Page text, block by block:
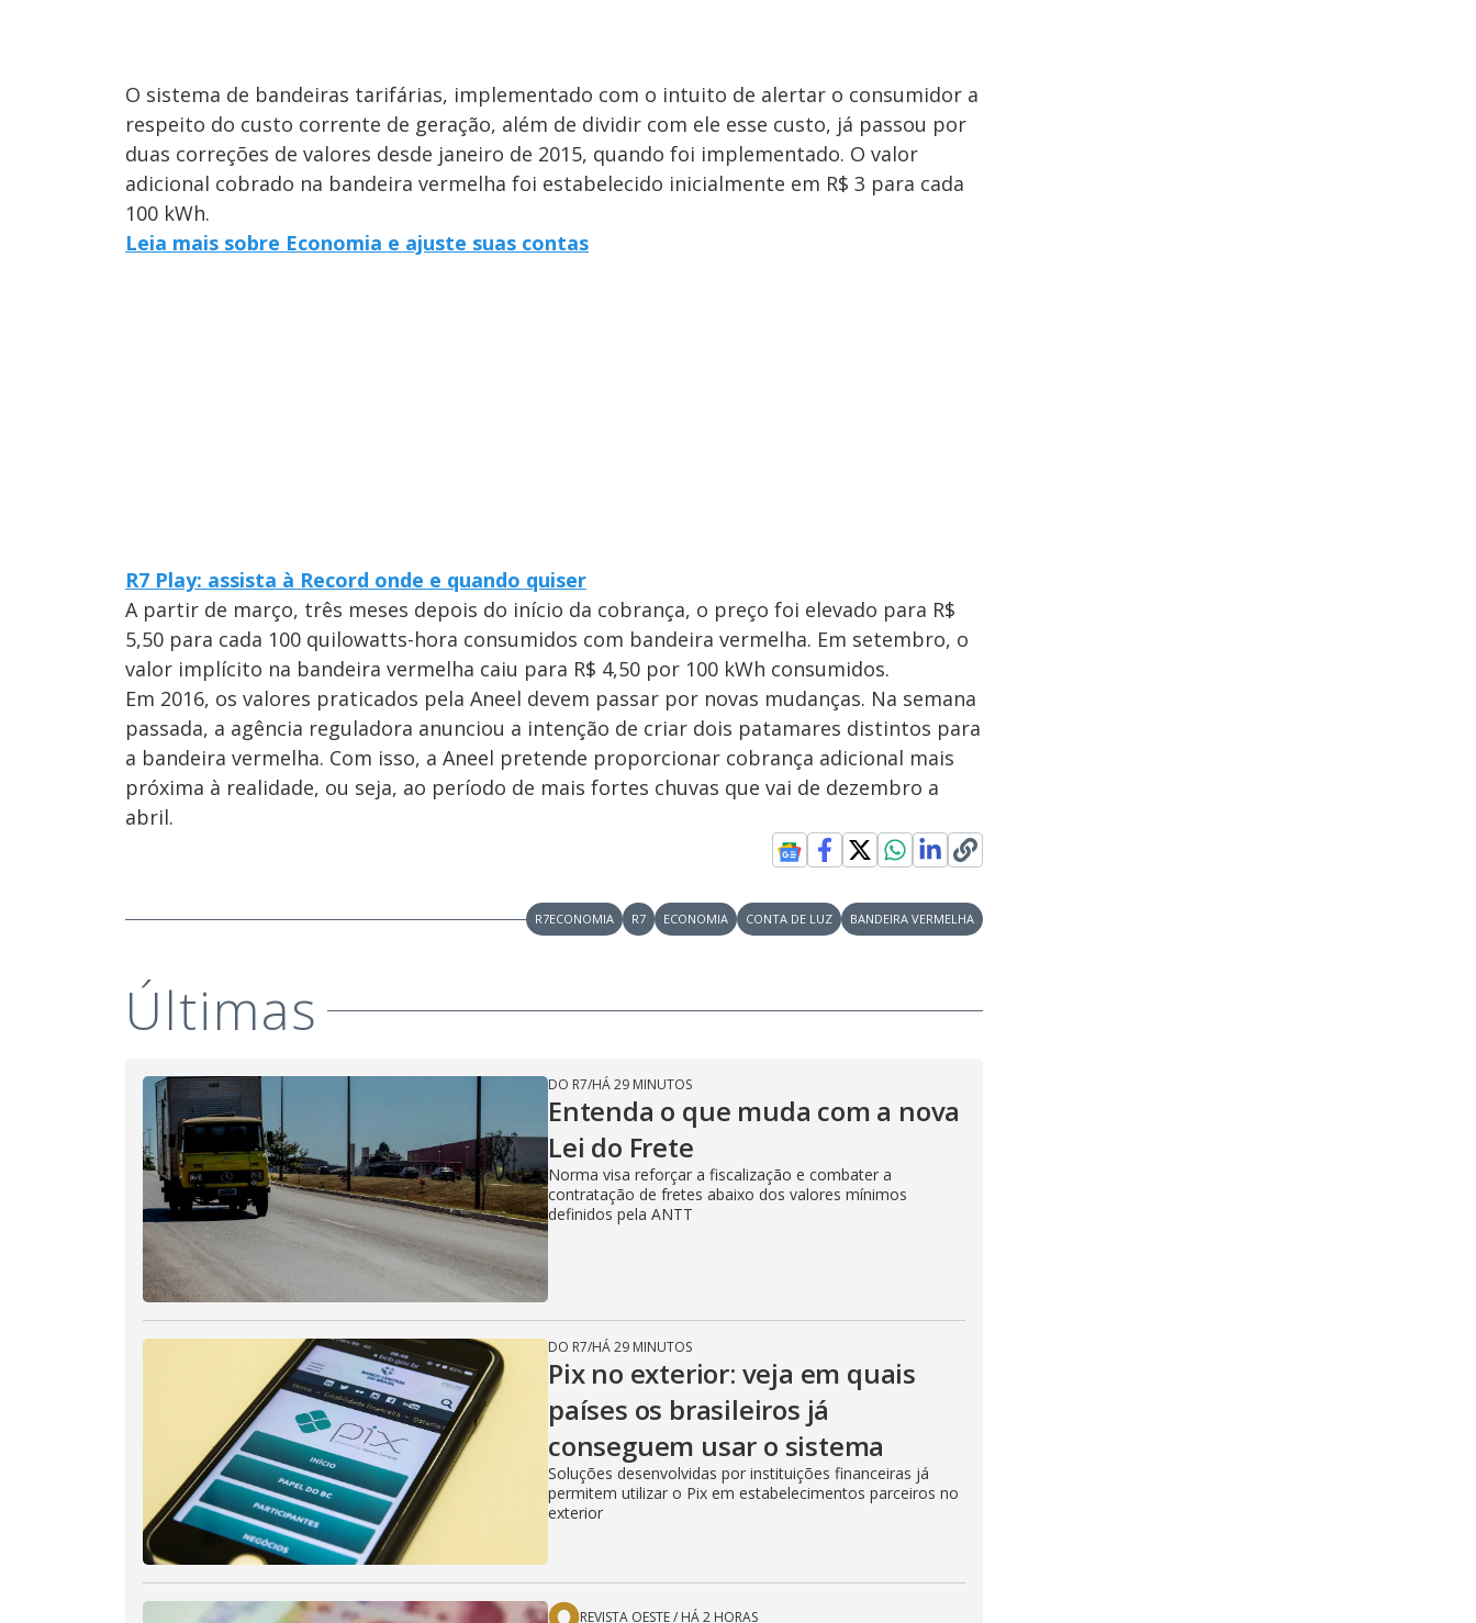
O sistema de bandeiras tarifárias, implementado com o intuito de alertar o consumidor a
respeito do custo corrente de geração, além de dividir com ele esse custo, já passou por
duas correções de valores desde janeiro de 2015, quando foi implementado. O valor
adicional cobrado na bandeira vermelha foi estabelecido inicialmente em R$ 3 para cada
100 kWh.
Leia mais sobre Economia e ajuste suas contas
R7 Play: assista à Record onde e quando quiser
A partir de março, três meses depois do início da cobrança, o preço foi elevado para R$
5,50 para cada 100 quilowatts-hora consumidos com bandeira vermelha. Em setembro, o
valor implícito na bandeira vermelha caiu para R$ 4,50 por 100 kWh consumidos.
Em 2016, os valores praticados pela Aneel devem passar por novas mudanças. Na semana
passada, a agência reguladora anunciou a intenção de criar dois patamares distintos para
a bandeira vermelha. Com isso, a Aneel pretende proporcionar cobrança adicional mais
próxima à realidade, ou seja, ao período de mais fortes chuvas que vai de dezembro a
abril.
R7ECONOMIA R7 ECONOMIA CONTA DE LUZ BANDEIRA VERMELHA
Últimas
DO R7/HÁ 29 MINUTOS
Entenda o que muda com a nova
Lei do Frete
Norma visa reforçar a fiscalização e combater a
contratação de fretes abaixo dos valores mínimos
definidos pela ANTT
DO R7/HÁ 29 MINUTOS
Pix no exterior: veja em quais
países os brasileiros já
conseguem usar o sistema
Soluções desenvolvidas por instituições financeiras já
permitem utilizar o Pix em estabelecimentos parceiros no
exterior
REVISTA OESTE/ HÁ 2 HORAS